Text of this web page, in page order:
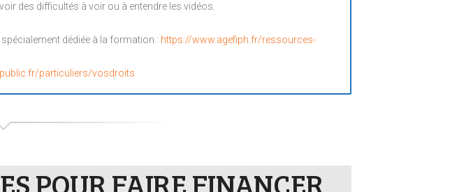
des difficultés à voir ou à entendre les vidéos.
dédiée à la formation : https://www.agefiph.fr/ressources-
particuliers/vosdroits
POUR FAIRE FINANCER